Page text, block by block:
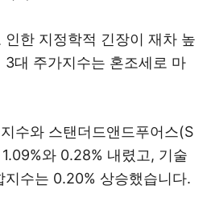
한 지정학적 긴장이 재차 높
3대 주가지수는 혼조세로 마
수와 스탠더드앤드푸어스(S
와 0.28% 내렸고, 기술
지수는 0.20% 상승했습니다.